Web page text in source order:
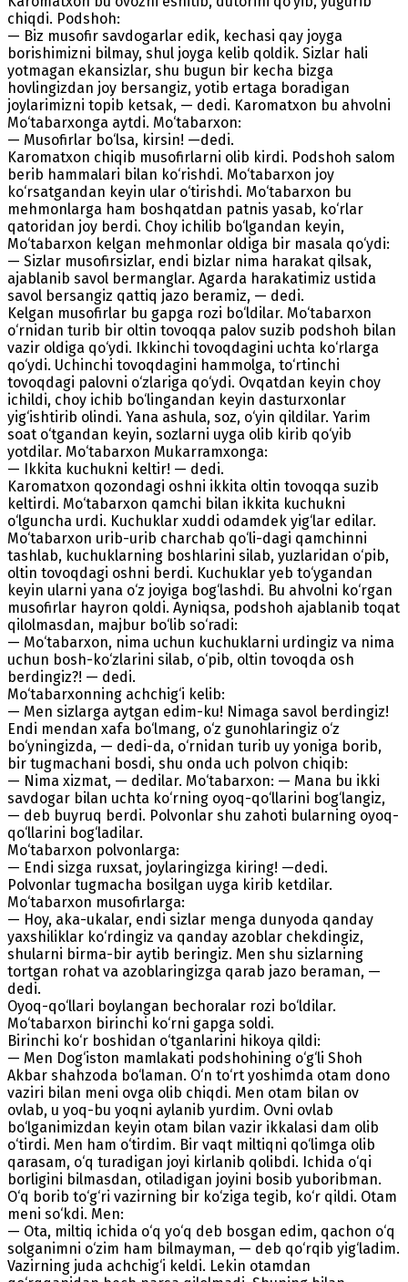
chiqdi. Podshoh:
— Biz musofir savdogarlar edik, kechasi qay joyga
borishimizni bilmay, shul joyga kelib qoldik. Sizlar hali
yotmagan ekansizlar, shu bugun bir kecha bizga
hovlingizdan joy bersangiz, yotib ertaga boradigan
joylarimizni topib ketsak, — dedi. Karomatxon bu ahvolni
Mo‘tabarxonga aytdi. Mo‘tabarxon:
— Musofirlar bo‘lsa, kirsin! —dedi.
Karomatxon chiqib musofirlarni olib kirdi. Podshoh salom
berib hammalari bilan ko‘rishdi. Mo‘tabarxon joy
ko‘rsatgandan keyin ular o‘tirishdi. Mo‘tabarxon bu
mehmonlarga ham boshqatdan patnis yasab, ko‘rlar
qatoridan joy berdi. Choy ichilib bo‘lgandan keyin,
Mo‘tabarxon kelgan mehmonlar oldiga bir masala qo‘ydi:
— Sizlar musofirsizlar, endi bizlar nima harakat qilsak,
ajablanib savol bermanglar. Agarda harakatimiz ustida
savol bersangiz qattiq jazo beramiz, — dedi.
Kelgan musofirlar bu gapga rozi bo‘ldilar. Mo‘tabarxon
o‘rnidan turib bir oltin tovoqqa palov suzib podshoh bilan
vazir oldiga qo‘ydi. Ikkinchi tovoqdagini uchta ko‘rlarga
qo‘ydi. Uchinchi tovoqdagini hammolga, to‘rtinchi
tovoqdagi palovni o‘zlariga qo‘ydi. Ovqatdan keyin choy
ichildi, choy ichib bo‘lingandan keyin dasturxonlar
yig‘ishtirib olindi. Yana ashula, soz, o‘yin qildilar. Yarim
soat o‘tgandan keyin, sozlarni uyga olib kirib qo‘yib
yotdilar. Mo‘tabarxon Mukarramxonga:
— Ikkita kuchukni keltir! — dedi.
Karomatxon qozondagi oshni ikkita oltin tovoqqa suzib
keltirdi. Mo‘tabarxon qamchi bilan ikkita kuchukni
o‘lguncha urdi. Kuchuklar xuddi odamdek yig‘lar edilar.
Mo‘tabarxon urib-urib charchab qo‘li-dagi qamchinni
tashlab, kuchuklarning boshlarini silab, yuzlaridan o‘pib,
oltin tovoqdagi oshni berdi. Kuchuklar yeb to‘ygandan
keyin ularni yana o‘z joyiga bog‘lashdi. Bu ahvolni ko‘rgan
musofirlar hayron qoldi. Ayniqsa, podshoh ajablanib toqat
qilolmasdan, majbur bo‘lib so‘radi:
— Mo‘tabarxon, nima uchun kuchuklarni urdingiz va nima
uchun bosh-ko‘zlarini silab, o‘pib, oltin tovoqda osh
berdingiz?! — dedi.
Mo‘tabarxonning achchig‘i kelib:
— Men sizlarga aytgan edim-ku! Nimaga savol berdingiz!
Endi mendan xafa bo‘lmang, o‘z gunohlaringiz o‘z
bo‘yningizda, — dedi-da, o‘rnidan turib uy yoniga borib,
bir tugmachani bosdi, shu onda uch polvon chiqib:
— Nima xizmat, — dedilar. Mo‘tabarxon: — Mana bu ikki
savdogar bilan uchta ko‘rning oyoq-qo‘llarini bog‘langiz,
— deb buyruq berdi. Polvonlar shu zahoti bularning oyoq-
qo‘llarini bog‘ladilar.
Mo‘tabarxon polvonlarga:
— Endi sizga ruxsat, joylaringizga kiring! —dedi.
Polvonlar tugmacha bosilgan uyga kirib ketdilar.
Mo‘tabarxon musofirlarga:
— Hoy, aka-ukalar, endi sizlar menga dunyoda qanday
yaxshiliklar ko‘rdingiz va qanday azoblar chekdingiz,
shularni birma-bir aytib beringiz. Men shu sizlarning
tortgan rohat va azoblaringizga qarab jazo beraman, —
dedi.
Oyoq-qo‘llari boylangan bechoralar rozi bo‘ldilar.
Mo‘tabarxon birinchi ko‘rni gapga soldi.
Birinchi ko‘r boshidan o‘tganlarini hikoya qildi:
— Men Dog‘iston mamlakati podshohining o‘g‘li Shoh
Akbar shahzoda bo‘laman. O‘n to‘rt yoshimda otam dono
vaziri bilan meni ovga olib chiqdi. Men otam bilan ov
ovlab, u yoq-bu yoqni aylanib yurdim. Ovni ovlab
bo‘lganimizdan keyin otam bilan vazir ikkalasi dam olib
o‘tirdi. Men ham o‘tirdim. Bir vaqt miltiqni qo‘limga olib
qarasam, o‘q turadigan joyi kirlanib qolibdi. Ichida o‘qi
borligini bilmasdan, otiladigan joyini bosib yuboribman.
O‘q borib to‘g‘ri vazirning bir ko‘ziga tegib, ko‘r qildi. Otam
meni so‘kdi. Men:
— Ota, miltiq ichida o‘q yo‘q deb bosgan edim, qachon o‘q
solganimni o‘zim ham bilmayman, — deb qo‘rqib yig‘ladim.
Vazirning juda achchig‘i keldi. Lekin otamdan